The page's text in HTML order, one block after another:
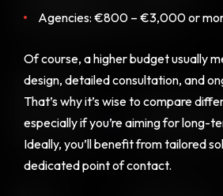
Agencies: €800 – €3,000 or
Of course, a higher budget usually
design, detailed consultation, and
That’s why it’s wise to compare
especially if you’re aiming for long-
Ideally, you’ll benefit from tailored
dedicated point of contact.